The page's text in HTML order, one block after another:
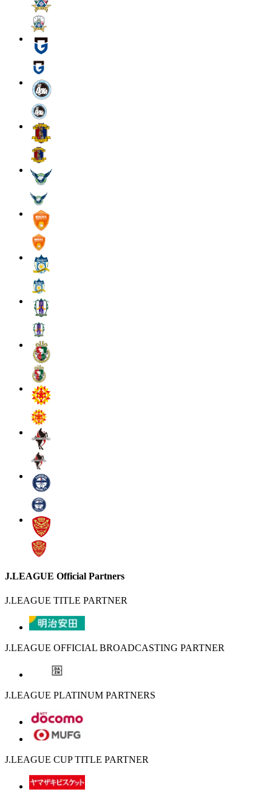
J.LEAGUE Official Partners
J.LEAGUE TITLE PARTNER
J.LEAGUE OFFICIAL BROADCASTING PARTNER
J.LEAGUE PLATINUM PARTNERS
J.LEAGUE CUP TITLE PARTNER